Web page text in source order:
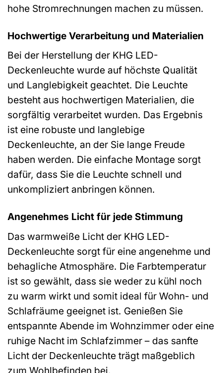
hohe Stromrechnungen machen zu müssen.
Hochwertige Verarbeitung und Materialien
Bei der Herstellung der KHG LED-
Deckenleuchte wurde auf höchste Qualität
und Langlebigkeit geachtet. Die Leuchte
besteht aus hochwertigen Materialien, die
sorgfältig verarbeitet wurden. Das Ergebnis
ist eine robuste und langlebige
Deckenleuchte, an der Sie lange Freude
haben werden. Die einfache Montage sorgt
dafür, dass Sie die Leuchte schnell und
unkompliziert anbringen können.
Angenehmes Licht für jede Stimmung
Das warmweiße Licht der KHG LED-
Deckenleuchte sorgt für eine angenehme und
behagliche Atmosphäre. Die Farbtemperatur
ist so gewählt, dass sie weder zu kühl noch
zu warm wirkt und somit ideal für Wohn- und
Schlafräume geeignet ist. Genießen Sie
entspannte Abende im Wohnzimmer oder eine
ruhige Nacht im Schlafzimmer – das sanfte
Licht der Deckenleuchte trägt maßgeblich
zum Wohlbefinden bei.